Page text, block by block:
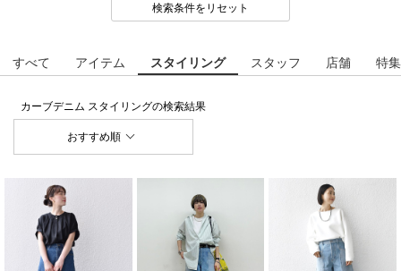
検索条件をリセット
すべて アイテム スタイリング スタッフ 店舗 特集
カーブデニム スタイリングの検索結果
おすすめ順